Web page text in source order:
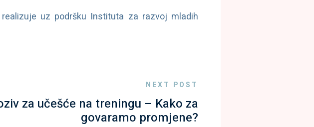
uz podršku Instituta za razvoj mladih
NEXT POST
za učešće na treningu – Kako za
govaramo promjene?